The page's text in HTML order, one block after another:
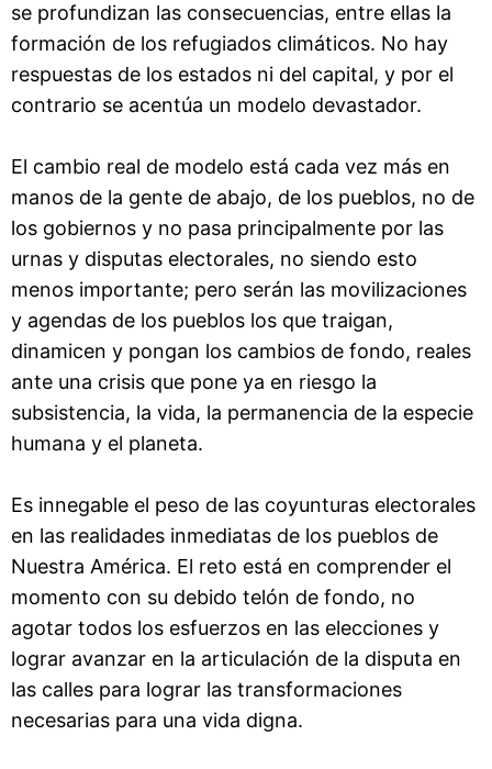
se profundizan las consecuencias, entre ellas la
formación de los refugiados climáticos. No hay
respuestas de los estados ni del capital, y por el
contrario se acentúa un modelo devastador.
El cambio real de modelo está cada vez más en
manos de la gente de abajo, de los pueblos, no de
los gobiernos y no pasa principalmente por las
urnas y disputas electorales, no siendo esto
menos importante; pero serán las movilizaciones
y agendas de los pueblos los que traigan,
dinamicen y pongan los cambios de fondo, reales
ante una crisis que pone ya en riesgo la
subsistencia, la vida, la permanencia de la especie
humana y el planeta.
Es innegable el peso de las coyunturas electorales
en las realidades inmediatas de los pueblos de
Nuestra América. El reto está en comprender el
momento con su debido telón de fondo, no
agotar todos los esfuerzos en las elecciones y
lograr avanzar en la articulación de la disputa en
las calles para lograr las transformaciones
necesarias para una vida digna.